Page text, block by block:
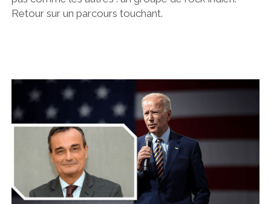
Retour sur un parcours touchant.